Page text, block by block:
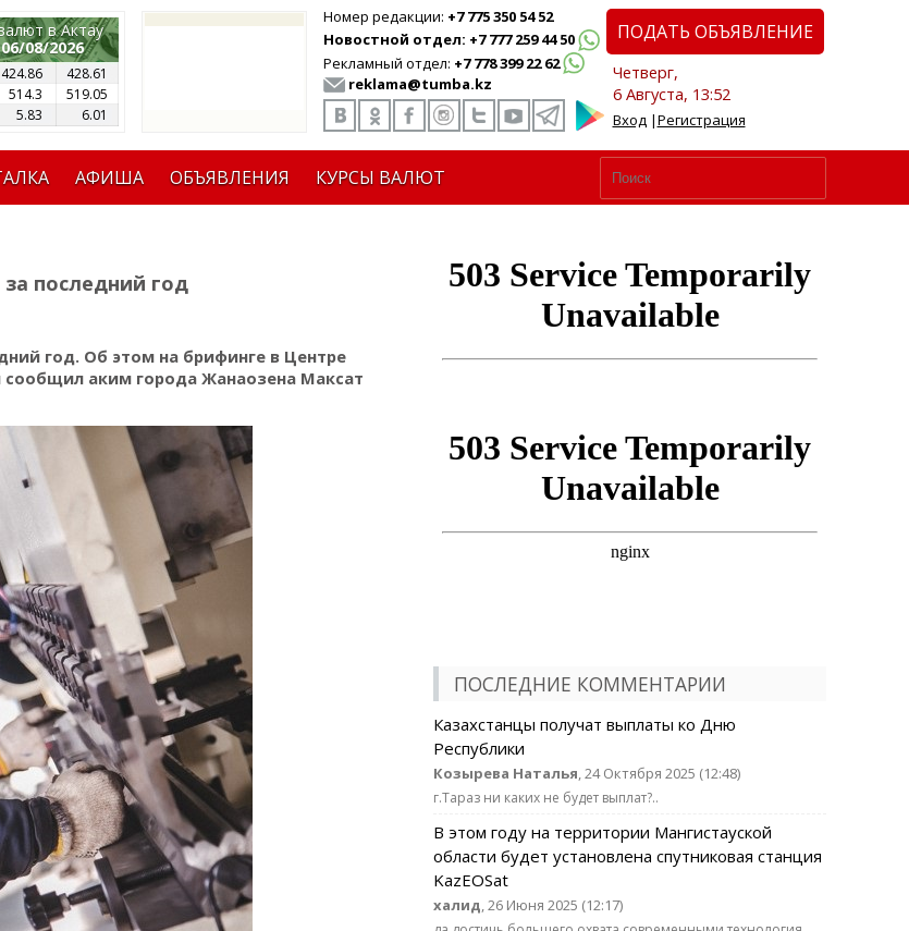
в Актау
06/08/2026
424.86
428.61
514.3
519.05
5.83
6.01
Номер редакции: +7 775 350 54 52
Новостной отдел: +7 777 259 44 50
Рекламный отдел: +7 778 399 22 62
reklama@tumba.kz
ПОДАТЬ ОБЪЯВЛЕНИЕ
Четверг,
6 Августа, 13:52
Вход|Регистрация
АФИША ОБЪЯВЛЕНИЯ КУРСЫ ВАЛЮТ
последний год
год. Об этом на брифинге в Центре
аким города Жанаозена Максат
ПОСЛЕДНИЕ КОММЕНТАРИИ
Казахстанцы получат выплаты ко Дню
Республики
Козырева Наталья, 24 Октября 2025 (12:48)
г.Тараз ни каких не будет выплат?..
В этом году на территории Мангистауской
области будет установлена спутниковая станция
KazEOSat
халид, 26 Июня 2025 (12:17)